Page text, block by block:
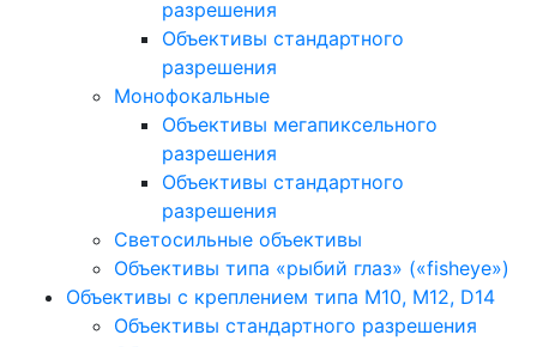
разрешения
Объективы стандартного
разрешения
Монофокальные
Объективы мегапиксельного
разрешения
Объективы стандартного
разрешения
Светосильные объективы
Объективы типа «рыбий глаз» («fisheye»)
Объективы с креплением типа M10, M12, D14
Объективы стандартного разрешения